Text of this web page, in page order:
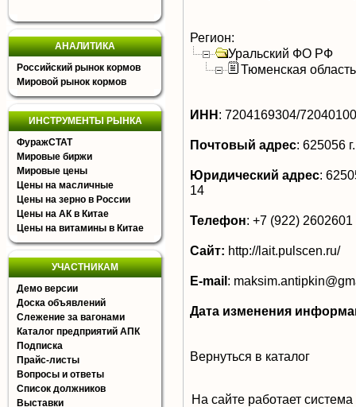
АНАЛИТИКА
Российский рынок кормов
Мировой рынок кормов
ИНСТРУМЕНТЫ РЫНКА
ФуражСТАТ
Мировые биржи
Мировые цены
Цены на масличные
Цены на зерно в России
Цены на АК в Китае
Цены на витамины в Китае
УЧАСТНИКАМ
Демо версии
Доска объявлений
Слежение за вагонами
Каталог предприятий АПК
Подписка
Прайс-листы
Вопросы и ответы
Список должников
Выставки
Регион:
Уральский ФО РФ
Тюменская область
ИНН: 7204169304/
Почтовый адрес: 625056
Юридический адрес:
14
Телефон: +7 (922) 2602601
Сайт: http://lait.pulscen.ru/
E-mail:
Дата изменения
Вернуться в каталог
На сайте работает